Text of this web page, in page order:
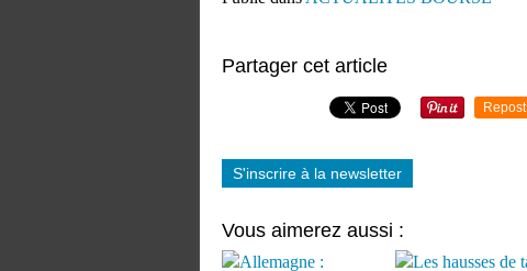
Partager cet article
Repost
S'inscrire à la newsletter
Vous aimerez aussi :